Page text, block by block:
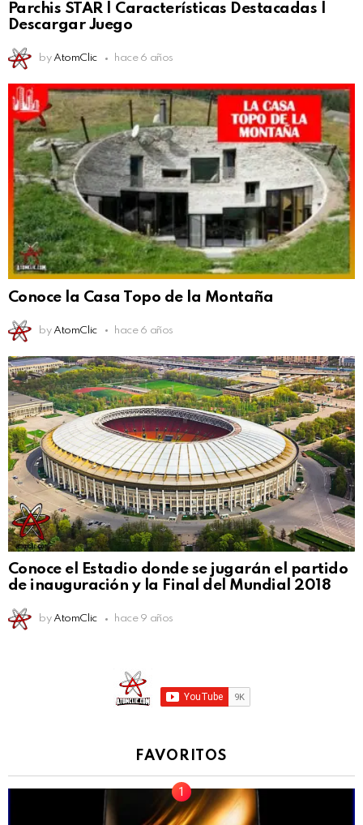
Parchis STAR | Características Destacadas |
Descargar Juego
by AtomClic hace 6 años
Conoce la Casa Topo de la Montaña
by AtomClic hace 6 años
Conoce el Estadio donde se jugarán el partido
de inauguración y la Final del Mundial 2018
by AtomClic hace 9 años
FAVORITOS